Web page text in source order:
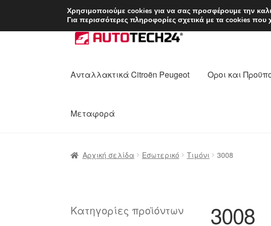
ΑΠΟΣΤΟΛΗ από 7 EUR
Απευθείας
μετάβαση
πλοήγηση
Μετάβαση
σε
Ανταλλακτικά Citroën Peugeot Οροι και
Μεταφορά
Αρχική σελίδα Εσωτερικό Τιμόνι 3008
3008
Κατηγορίες προϊόντων
Χρησιμοποιούμε cookies για να σας προσφέρουμε την
Για περισσότερες πληροφορίες σχετικά με τα cookies